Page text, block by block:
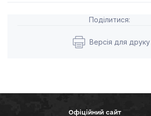
Поділитися:
Версія для друку
Офіційний сайт